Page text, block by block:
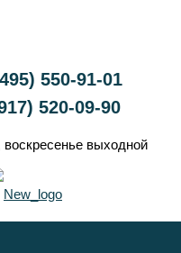
550-91-01
520-09-90
воскресенье выходной